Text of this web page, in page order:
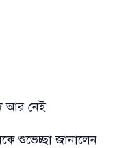
আর নেই
শুভেচ্ছা জানালেন